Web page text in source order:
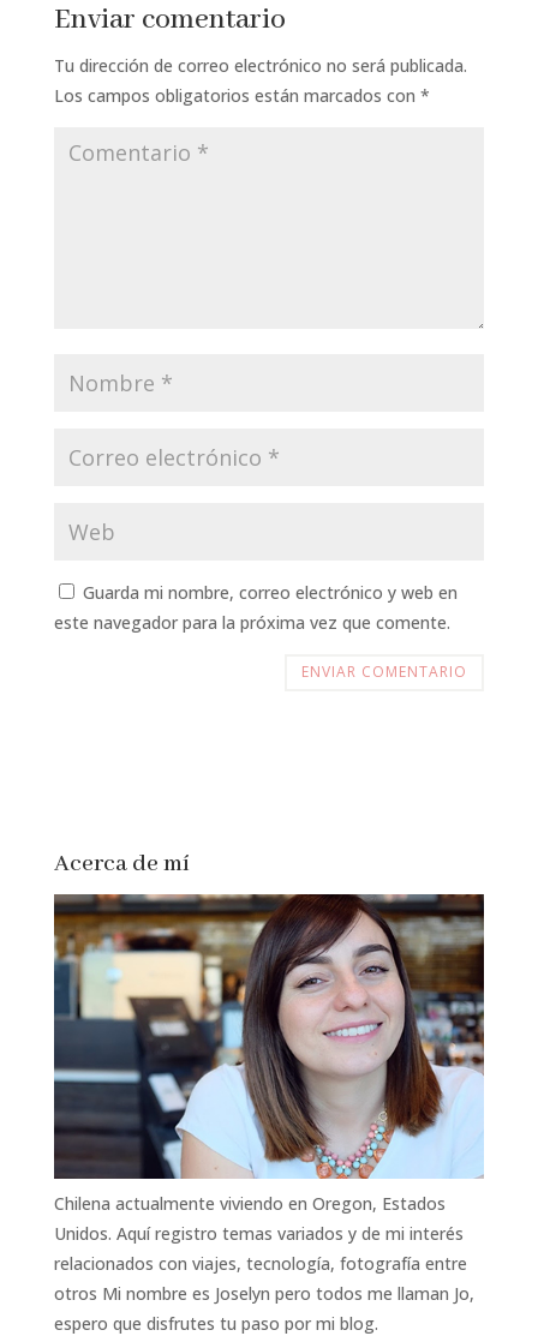
Enviar comentario
Tu dirección de correo electrónico no será publicada.
Los campos obligatorios están marcados con *
Guarda mi nombre, correo electrónico y web en
este navegador para la próxima vez que comente.
Acerca de mí
Chilena actualmente viviendo en Oregon, Estados
Unidos. Aquí registro temas variados y de mi interés
relacionados con viajes, tecnología, fotografía entre
otros Mi nombre es Joselyn pero todos me llaman Jo,
espero que disfrutes tu paso por mi blog.